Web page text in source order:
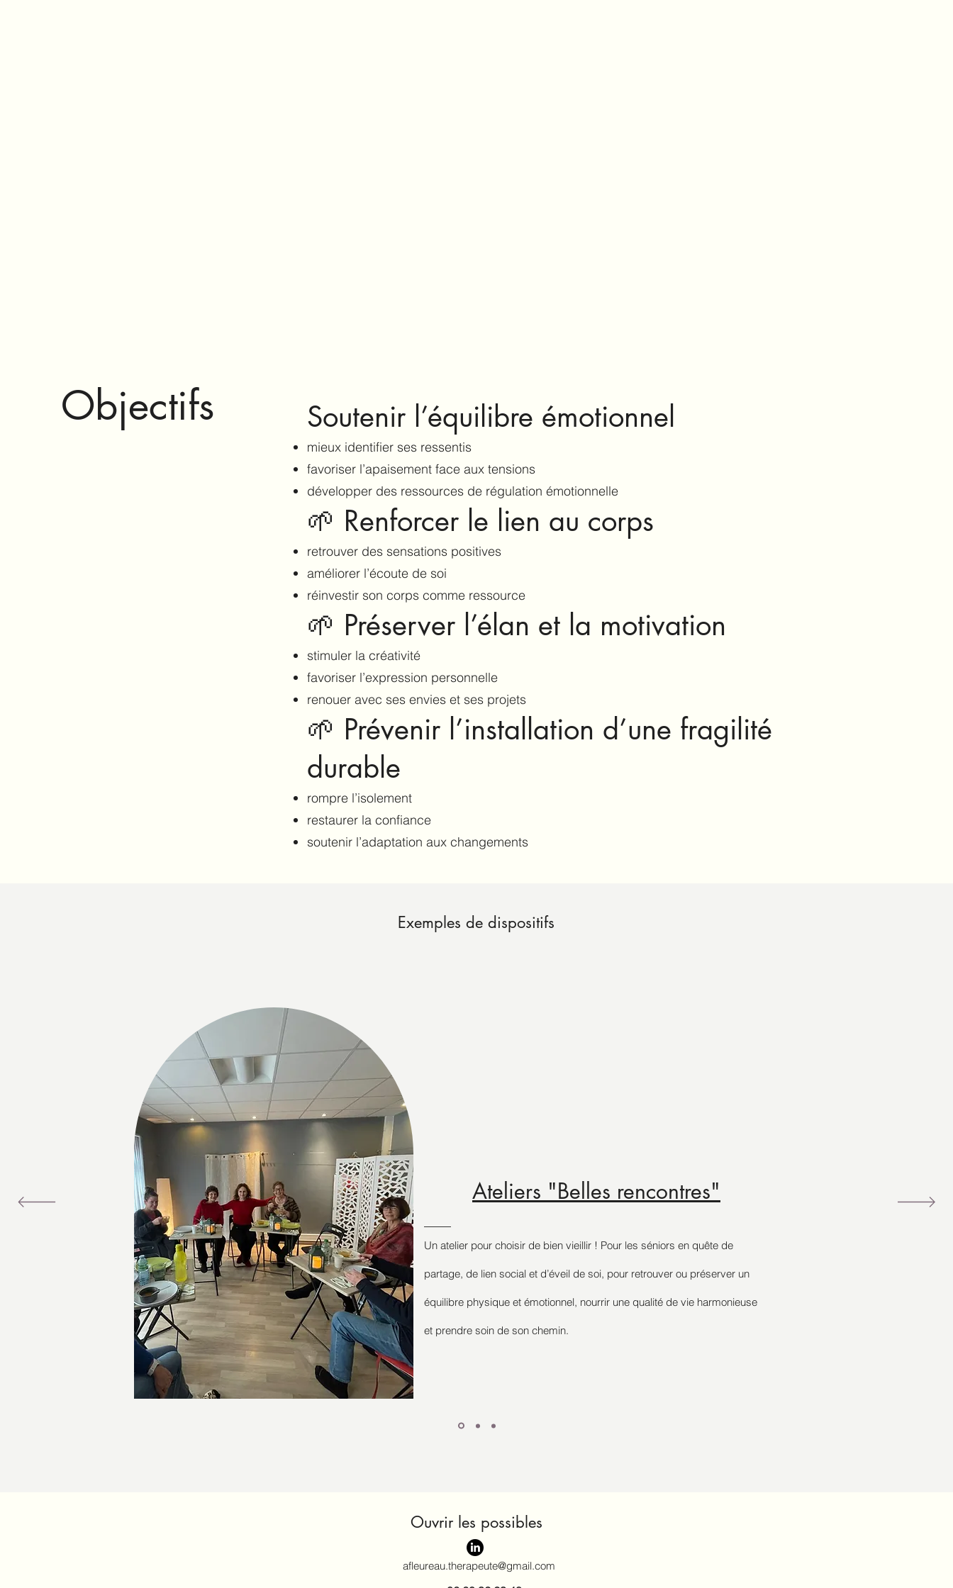
Objectifs Soutenir l’équilibre émotionnel
mieux identifier ses ressentis
favoriser l’apaisement face aux tensions
développer des ressources de régulation émotionnelle
🌱 Renforcer le lien au corps
retrouver des sensations positives
améliorer l’écoute de soi
réinvestir son corps comme ressource
🌱 Préserver l’élan et la motivation
stimuler la créativité
favoriser l’expression personnelle
renouer avec ses envies et ses projets
🌱 Prévenir l’installation d’une fragilité
durable
rompre l’isolement
restaurer la confiance
soutenir l’adaptation aux changements
Exemples de dispositifs
Ateliers "Belles rencontres"
Un atelier pour choisir de bien vieillir ! Pour les séniors en quête de
partage, de lien social et d’éveil de soi, pour retrouver ou préserver un
équilibre physique et émotionnel, nourrir une qualité de vie harmonieuse
et prendre soin de son chemin.
Ouvrir les possibles
afleureau.therapeute@gmail.com